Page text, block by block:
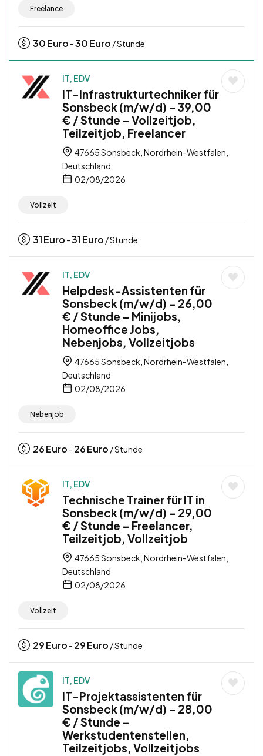
Freelance
30Euro -30Euro / Stunde
IT, EDV
IT-Infrastrukturtechniker für
Sonsbeck (m/w/d) – 39,00
€ / Stunde – Vollzeitjob,
Teilzeitjob, Freelancer
47665 Sonsbeck, Nordrhein-Westfalen,
Deutschland
02/08/2026
Vollzeit
31Euro -31Euro / Stunde
IT, EDV
Helpdesk-Assistenten für
Sonsbeck (m/w/d) – 26,00
€ / Stunde – Minijobs,
Homeoffice Jobs,
Nebenjobs, Vollzeitjobs
47665 Sonsbeck, Nordrhein-Westfalen,
Deutschland
02/08/2026
Nebenjob
26Euro - 26Euro / Stunde
IT, EDV
Technische Trainer für IT in
Sonsbeck (m/w/d) – 29,00
€ / Stunde – Freelancer,
Teilzeitjob, Vollzeitjob
47665 Sonsbeck, Nordrhein-Westfalen,
Deutschland
02/08/2026
Vollzeit
29Euro - 29Euro / Stunde
IT, EDV
IT-Projektassistenten für
Sonsbeck (m/w/d) – 28,00
€ / Stunde –
Werkstudentenstellen,
Teilzeitjobs, Vollzeitjobs